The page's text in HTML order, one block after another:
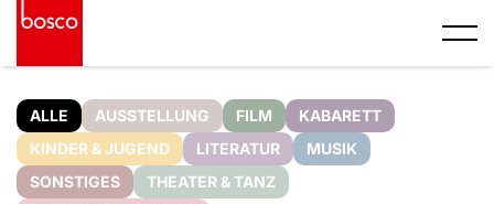
ALLE AUSSTELLUNG FILM
KABARETT
KINDER & JUGEND
LITERATUR
MUSIK
SONSTIGES
THEATER & TANZ